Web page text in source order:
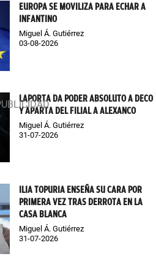
EUROPA SE MOVILIZA PARA ECHAR A
INFANTINO
Miguel Á. Gutiérrez
03-08-2026
LAPORTA DA PODER ABSOLUTO A DECO
Y APARTA DEL FILIAL A ALEXANCO
Miguel Á. Gutiérrez
31-07-2026
ILIA TOPURIA ENSEÑA SU CARA POR
PRIMERA VEZ TRAS DERROTA EN LA
CASA BLANCA
Miguel Á. Gutiérrez
31-07-2026